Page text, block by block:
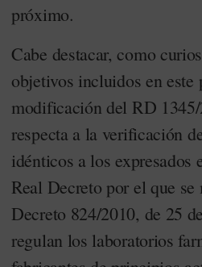
próximo.
Cabe destacar, como
objetivos incluidos en este
modificación del RD
respecta a la verificación
idénticos a los expresados
Real Decreto por el que
Decreto 824/2010, de 25
regulan los laboratorios